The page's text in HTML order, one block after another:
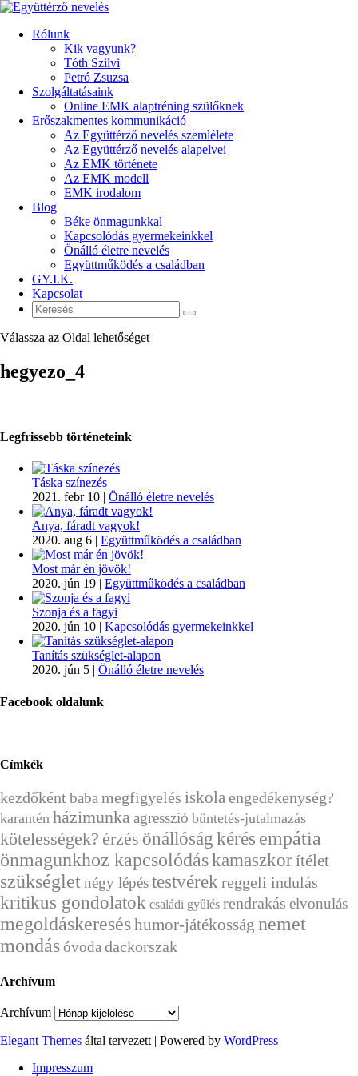
Rólunk
Kik vagyunk?
Tóth Szilvi
Petró Zsuzsa
Szolgáltatásaink
Online EMK alaptréning szülőknek
Erőszakmentes kommunikáció
Az Együttérző nevelés szemlélete
Az Együttérző nevelés alapelvei
Az EMK története
Az EMK modell
EMK irodalom
Blog
Béke önmagunkkal
Kapcsolódás gyermekeinkkel
Önálló életre nevelés
Együttműködés a családban
GY.I.K.
Kapcsolat
Válassza az Oldal lehetőséget
hegyezo_4
Legfrissebb történeteink
Táska színezés
2021. febr 10 | Önálló életre nevelés
Anya, fáradt vagyok!
2020. aug 6 | Együttműködés a családban
Most már én jövök!
2020. jún 19 | Együttműködés a családban
Szonja és a fagyi
2020. jún 10 | Kapcsolódás gyermekeinkkel
Tanítás szükséglet-alapon
2020. jún 5 | Önálló életre nevelés
Facebook oldalunk
Címkék
kezdőkéntbabamegfigyelés iskolaengedékenység?
karantén házimunkaagresszió büntetés-jutalmazás
kötelességek? érzés önállóságkérés empátia
önmagunkhoz kapcsolódáskamaszkorítélet
szükségletnégy lépéstestvérekreggeli indulás
kritikus gondolatok családi gyűlés rendrakás elvonulás
megoldáskereséshumor-játékosság nemet
mondásóvodadackorszak
Archívum
Archívum
Elegant Themes által tervezett | Powered by WordPress
Impresszum